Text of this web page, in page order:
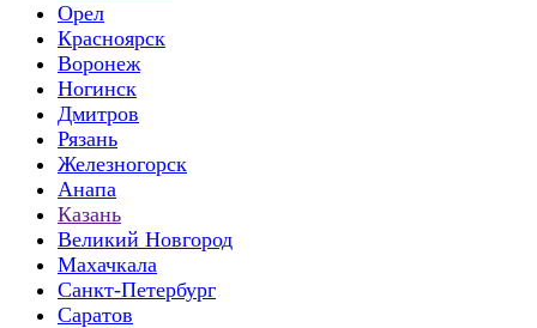
Орел
Красноярск
Воронеж
Ногинск
Дмитров
Рязань
Железногорск
Анапа
Казань
Великий Новгород
Махачкала
Санкт-Петербург
Саратов